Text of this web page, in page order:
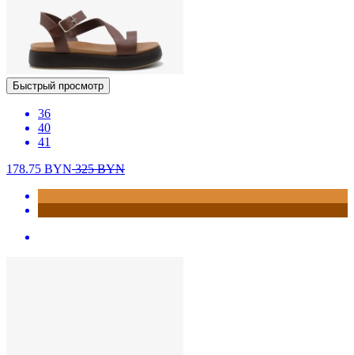
Быстрый просмотр
36
40
41
178.75 BYN325BYN